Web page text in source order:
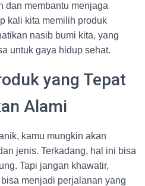
dan membantu menjaga
kali kita memilih produk
nasib bumi kita, yang
untuk gaya hidup sehat.
yang Tepat
Alami
kamu mungkin akan
jenis. Terkadang, hal ini bisa
Tapi jangan khawatir,
menjadi perjalanan yang